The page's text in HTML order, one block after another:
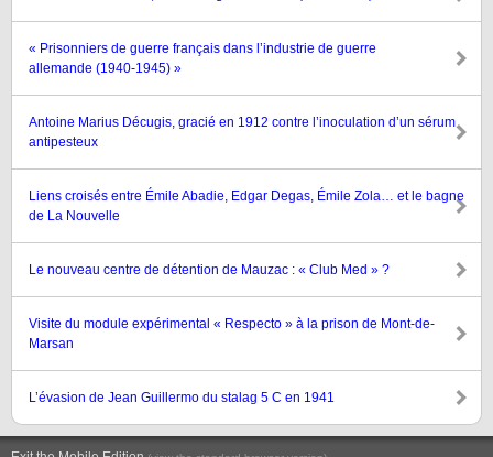
« Prisonniers de guerre français dans l’industrie de guerre
allemande (1940-1945) »
Antoine Marius Décugis, gracié en 1912 contre l’inoculation d’un sérum
antipesteux
Liens croisés entre Émile Abadie, Edgar Degas, Émile Zola… et le bagne
de La Nouvelle
Le nouveau centre de détention de Mauzac : « Club Med » ?
Visite du module expérimental « Respecto » à la prison de Mont-de-
Marsan
L’évasion de Jean Guillermo du stalag 5 C en 1941